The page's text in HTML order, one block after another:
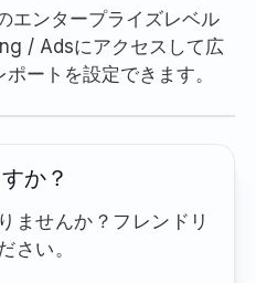
エンタープライズレベル
/ Adsにアクセスして広
ートを設定できます。
か？
ませんか？フレンドリ
さい。